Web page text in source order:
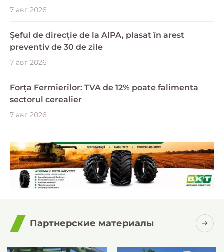
7 авг 2026
Șeful de direcție de la AIPA, plasat în arest
preventiv de 30 de zile
7 авг 2026
Forța Fermierilor: TVA de 12% poate falimenta
sectorul cerealier
7 авг 2026
Партнерские материалы